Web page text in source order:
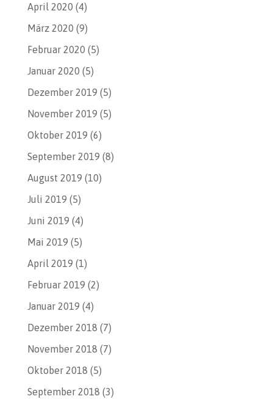
April 2020 (4)
März 2020 (9)
Februar 2020 (5)
Januar 2020 (5)
Dezember 2019 (5)
November 2019 (5)
Oktober 2019 (6)
September 2019 (8)
August 2019 (10)
Juli 2019 (5)
Juni 2019 (4)
Mai 2019 (5)
April 2019 (1)
Februar 2019 (2)
Januar 2019 (4)
Dezember 2018 (7)
November 2018 (7)
Oktober 2018 (5)
September 2018 (3)